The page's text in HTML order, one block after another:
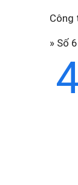
Công
» Số